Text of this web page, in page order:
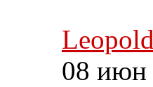
08 июн